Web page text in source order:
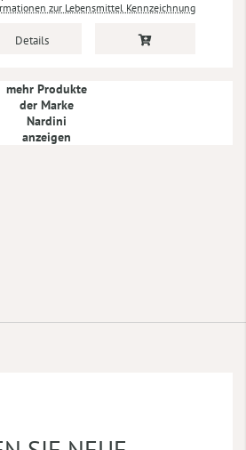
zur Lebensmittel Kennzeichnung
Details
mehr Produkte
der Marke
Nardini
anzeigen